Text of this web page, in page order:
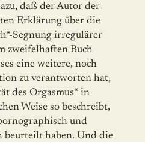
daß der Autor der
Erklärung über die
Segnung irregulärer
zweifelhaften Buch
eine weitere, noch
zu verantworten hat,
des Orgasmus“ in
Weise so beschreibt,
und
beurteilt haben. Und die